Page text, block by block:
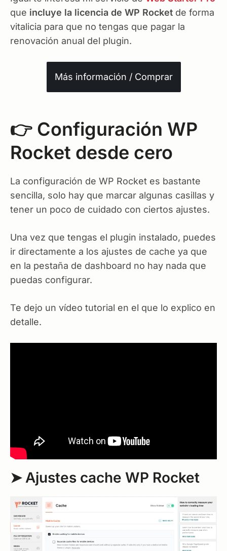
que incluye la licencia de WP Rocket de forma
vitalicia para que no tengas que pagar la
renovación anual del plugin.
Más información / Comprar
👉 Configuración WP
Rocket desde cero
La configuración de WP Rocket es bastante
sencilla, solo hay que marcar algunas casillas y
tener un poco de cuidado con ciertos ajustes.
Una vez que tengas el plugin instalado, puedes
ir directamente a los ajustes de cache ya que
en la pestaña de dashboard no hay nada que
puedas configurar.
Te dejo un vídeo tutorial en el que lo explico en
detalle.
➤ Ajustes cache WP Rocket